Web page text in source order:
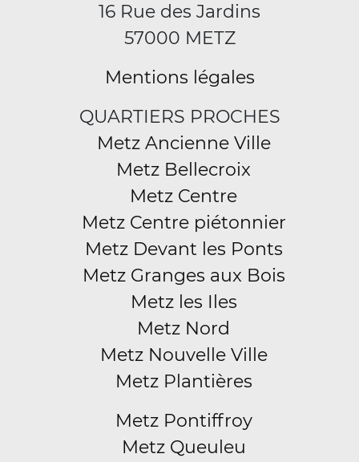
16 Rue des Jardins
57000 METZ
Mentions légales
QUARTIERS PROCHES
Metz Ancienne Ville
Metz Bellecroix
Metz Centre
Metz Centre piétonnier
Metz Devant les Ponts
Metz Granges aux Bois
Metz les Iles
Metz Nord
Metz Nouvelle Ville
Metz Plantières
Metz Pontiffroy
Metz Queuleu